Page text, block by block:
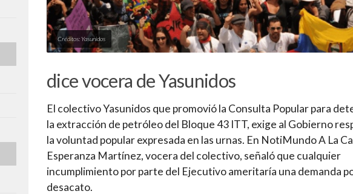
Créditos: Yasunidos
dice vocera de Yasunidos
El colectivo Yasunidos que promovió la Consulta Popular para
la extracción de petróleo del Bloque 43 ITT, exige al Gobierno
la voluntad popular expresada en las urnas. En NotiMundo A La
Esperanza Martínez, vocera del colectivo, señaló que cualquier
incumplimiento por parte del Ejecutivo ameritaría una demanda
desacato.